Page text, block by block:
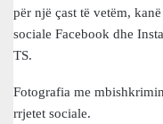
për një çast të vetëm,
sociale Facebook dhe
TS.
Fotografia me
rrjetet sociale.